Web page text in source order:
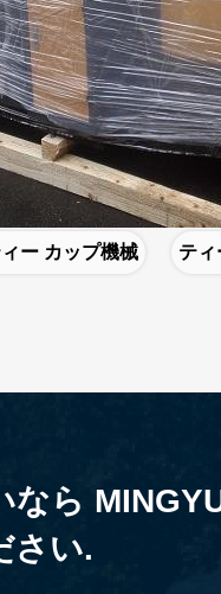
ー カップ機械 ティ
なら
さい.